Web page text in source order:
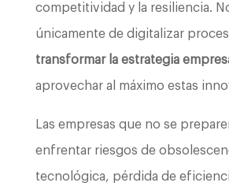
competitividad y la resiliencia.
únicamente de digitalizar
transformar la estrategia
aprovechar al máximo estas
Las empresas que no se
enfrentar riesgos de
tecnológica, pérdida de